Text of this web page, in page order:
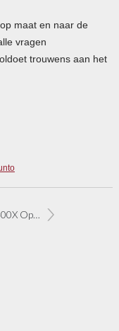
maat en naar de
vragen
trouwens aan het
Edition